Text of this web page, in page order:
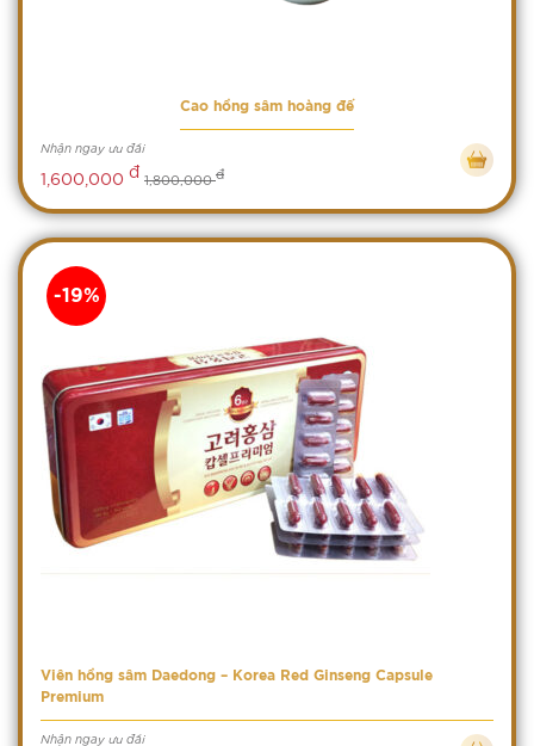
Cao hồng sâm hoàng đế
Nhận ngay ưu đãi
1,600,000 đ 1,800,000đ
Viên hồng sâm Daedong – Korea Red Ginseng Capsule
Premium
Nhận ngay ưu đãi
-19%